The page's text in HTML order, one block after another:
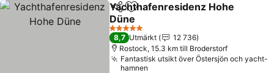
Dela Lägg till i Mina Favoriter
Yachthafenresidenz Hohe
Düne
Se priser
5 Stjärnor
8,7 Utmärkt
12 736
Rostock, 15.3 km till Broderstorf
Fantastisk utsikt över Östersjön och yacht-
hamnen